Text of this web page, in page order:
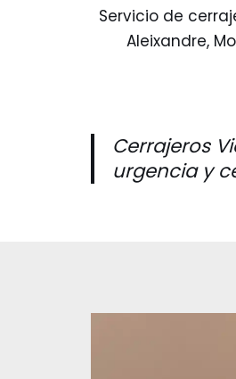
Servicio de
Aleixandre,
Cerrajeros
urgencia y